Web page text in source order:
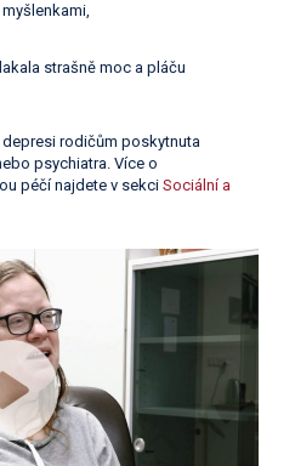
strašně moc a pláču
rodičům poskytnuta
psychiatra. Více o
péčí najdete v sekci Sociální a